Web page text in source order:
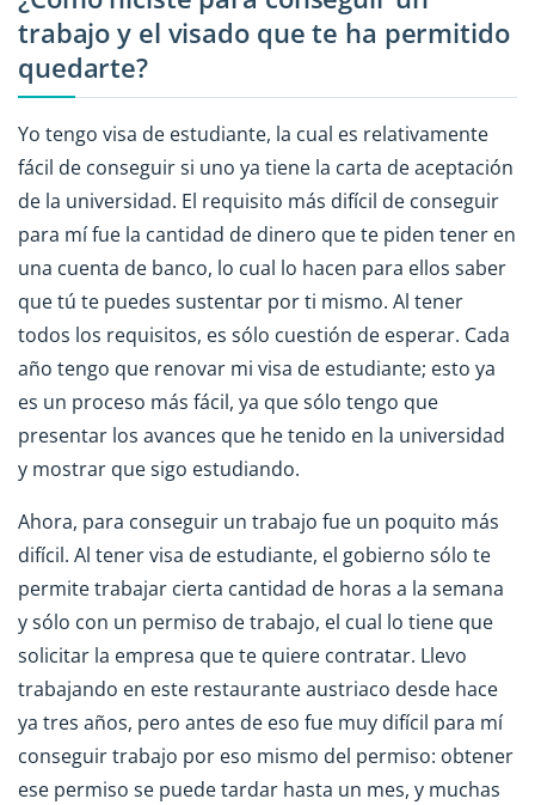
trabajo y el visado que te ha permitido
quedarte?
Yo tengo visa de estudiante, la cual es relativamente
fácil de conseguir si uno ya tiene la carta de aceptación
de la universidad. El requisito más difícil de conseguir
para mí fue la cantidad de dinero que te piden tener en
una cuenta de banco, lo cual lo hacen para ellos saber
que tú te puedes sustentar por ti mismo. Al tener
todos los requisitos, es sólo cuestión de esperar. Cada
año tengo que renovar mi visa de estudiante; esto ya
es un proceso más fácil, ya que sólo tengo que
presentar los avances que he tenido en la universidad
y mostrar que sigo estudiando.
Ahora, para conseguir un trabajo fue un poquito más
difícil. Al tener visa de estudiante, el gobierno sólo te
permite trabajar cierta cantidad de horas a la semana
y sólo con un permiso de trabajo, el cual lo tiene que
solicitar la empresa que te quiere contratar. Llevo
trabajando en este restaurante austriaco desde hace
ya tres años, pero antes de eso fue muy difícil para mí
conseguir trabajo por eso mismo del permiso: obtener
ese permiso se puede tardar hasta un mes, y muchas